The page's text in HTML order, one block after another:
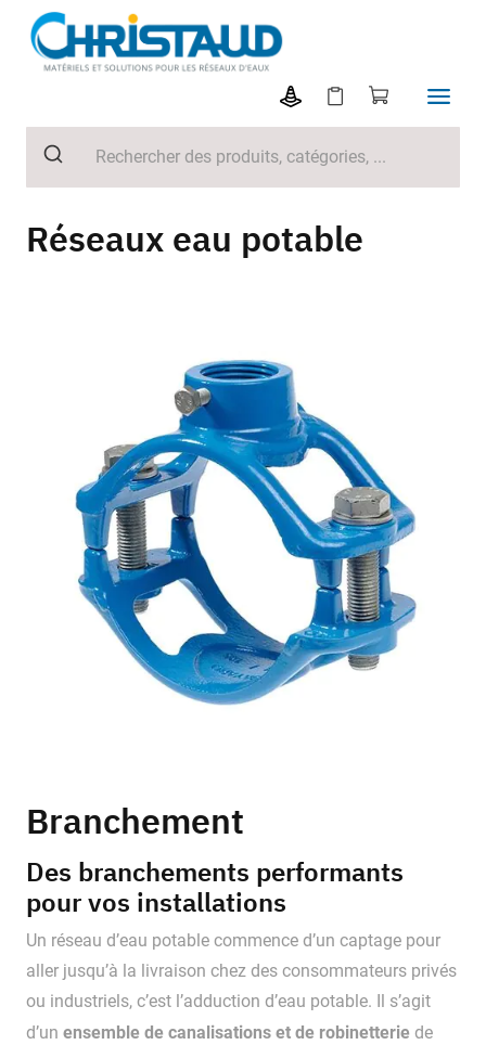
Réseaux eau potable
Branchement
Des branchements performants
pour vos installations
Un réseau d’eau potable commence d’un captage pour
aller jusqu’à la livraison chez des consommateurs privés
ou industriels, c’est l’adduction d’eau potable. Il s’agit
d’un ensemble de canalisations et de robinetterie de